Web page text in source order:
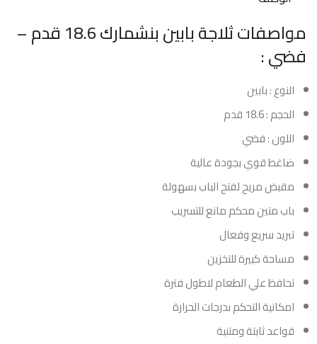
مواصفات ثلاجة بابين بنشمارك 18.6 قدم –
فضي :
النوع : بابين
الحجم : 18.6 قدم
اللون : فضي
ضاغط قوي بجودة عالية
مقبض مريح لفتح الباب بسهولة
باب متين محكم مانع للتسريب
تبريد سريع وفعال
مساحة كبيرة للتخزين
تحافظ علي الطعام لاطول فترة
امكانية التحكم بدرجات الحرارة
قواعد ثابتة ومتنية